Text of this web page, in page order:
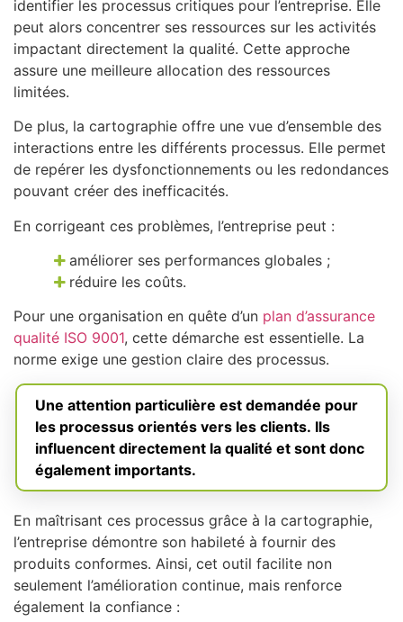
identifier les processus critiques pour l’entreprise. Elle
peut alors concentrer ses ressources sur les activités
impactant directement la qualité. Cette approche
assure une meilleure allocation des ressources
limitées.
De plus, la cartographie offre une vue d’ensemble des
interactions entre les différents processus. Elle permet
de repérer les dysfonctionnements ou les redondances
pouvant créer des inefficacités.
En corrigeant ces problèmes, l’entreprise peut :
améliorer ses performances globales ;
réduire les coûts.
Pour une organisation en quête d’un plan d’assurance
qualité ISO 9001, cette démarche est essentielle. La
norme exige une gestion claire des processus.
Une attention particulière est demandée pour
les processus orientés vers les clients. Ils
influencent directement la qualité et sont donc
également importants.
En maîtrisant ces processus grâce à la cartographie,
l’entreprise démontre son habileté à fournir des
produits conformes. Ainsi, cet outil facilite non
seulement l’amélioration continue, mais renforce
également la confiance :